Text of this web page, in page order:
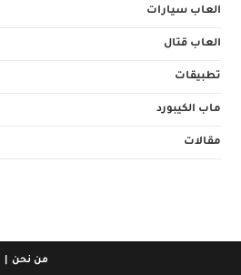
العاب سيارات
العاب قتال
تطبيقات
ماب الكيبورد
مقالات
من نحن